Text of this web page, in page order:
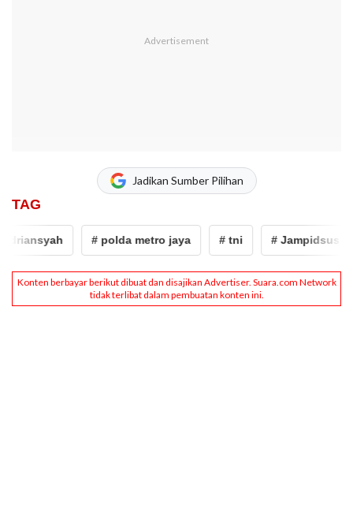
Jadikan Sumber Pilihan
TAG
# polda metro jaya # tni # Jampidsus